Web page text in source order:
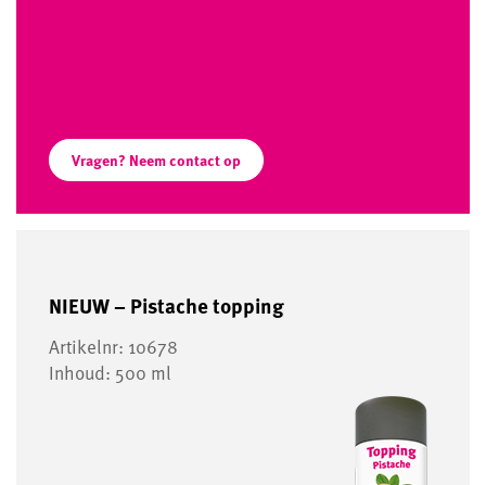
Vragen? Neem contact op
NIEUW – Pistache topping
Artikelnr: 10678
Inhoud: 500 ml